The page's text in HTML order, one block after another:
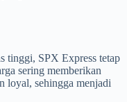
tinggi, SPX Express tetap
sering memberikan
loyal, sehingga menjadi